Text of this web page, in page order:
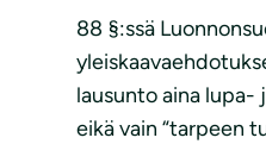
88 §:ssä
lausunto aina lupa-
eikä vain “tarpeen